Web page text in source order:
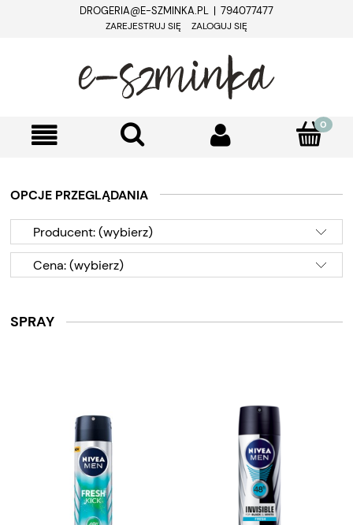
DROGERIA@E-SZMINKA.PL | 794077477
ZAREJESTRUJ SIĘ ZALOGUJ SIĘ
OPCJE PRZEGLĄDANIA
Producent: (wybierz)
Cena: (wybierz)
SPRAY